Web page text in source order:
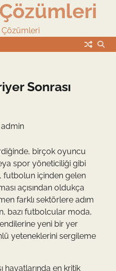
Sonrası
admin
birçok oyuncu
spor yöneticiliği gibi
futbolun içinden gelen
açısından oldukça
farklı sektörlere adım
bazı futbolcular moda,
yeni bir yer
yeteneklerini sergileme
hayatlarında en kritik